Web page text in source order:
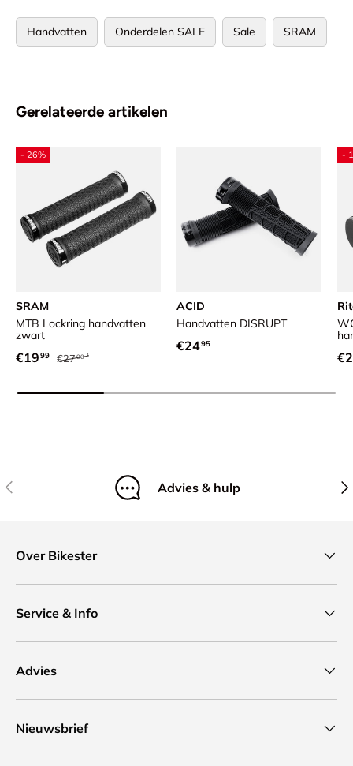
Handvatten Onderdelen SALE Sale SRAM
Gerelateerde artikelen
- 26%
SRAM
MTB Lockring handvatten
zwart
Verkoopprijs
€1999 Reguliere prijs
€2700
ACID
Handvatten DISRUPT
Reguliere prijs
€2495
-
Vorige Advies & hulp
Over Bikester
Service & Info
Advies
Nieuwsbrief